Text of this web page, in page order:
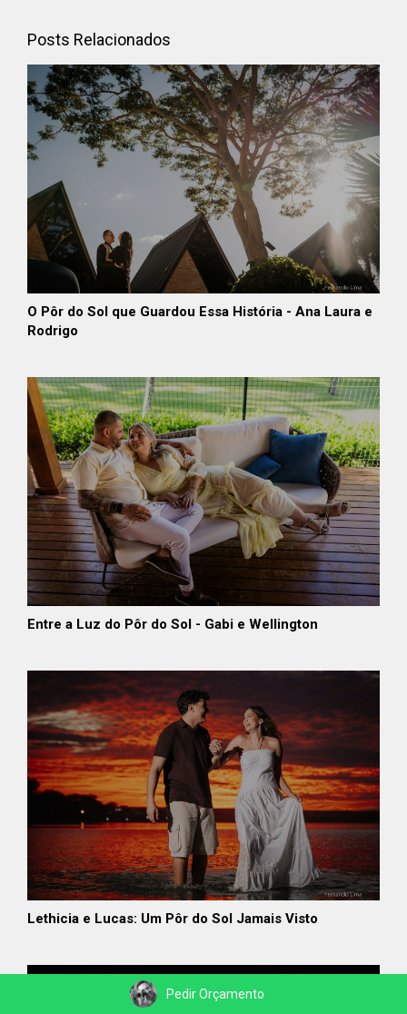
Posts Relacionados
O Pôr do Sol que Guardou Essa História - Ana Laura e
Rodrigo
Entre a Luz do Pôr do Sol - Gabi e Wellington
Lethicia e Lucas: Um Pôr do Sol Jamais Visto
Pedir Orçamento